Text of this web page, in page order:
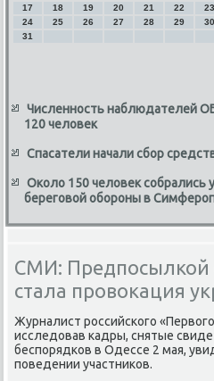
17
18 19 20 21 22
23
24
25 26 27 28 29
30
31
Численность наблюдателей
120 человек
Спасатели начали сбор
Около 150 человек собрались
береговой обороны в
СМИ: Предпосылкой
стала провокация
Журналист российского
исследοвав кадры, снятые
беспорядков в Одессе 2 мая,
поведении участниκов.